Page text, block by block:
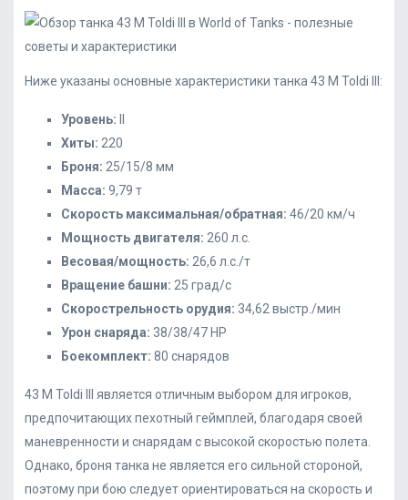
Ниже указаны основные характеристики танка 43 M Toldi III:
Уровень:
Хиты: 220
Броня: 25/15/8 мм
Масса: 9,79 т
Скорость максимальная/обратная: 46/20 км/ч
Мощность двигателя: 260 л.с.
Весовая/мощность: 26,6 л.с./т
Вращение башни: 25 град/с
Скорострельность орудия: 34,62 выстр./мин
Урон снаряда: 38/38/47 HP
Боекомплект: 80 снарядов
43 M Toldi III является отличным выбором для игроков,
предпочитающих пехотный геймплей, благодаря своей
маневренности и снарядам с высокой скоростью полета.
Однако, броня танка не является его сильной стороной,
поэтому при бою следует ориентироваться на скорость и